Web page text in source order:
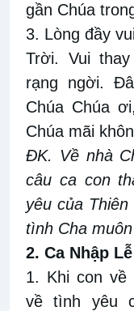
gần Chúa
3. Lòng đầy
Trời. Vui
rạng ngời.
Chúa Chúa
Chúa mãi
ĐK. Về nhà
câu ca con
yêu của
tình Cha
2. Ca Nhập
1. Khi con về
về tình yêu